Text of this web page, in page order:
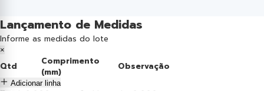
Lançamento de Medidas
Informe as medidas do lote
×
Qtd
Comprimento
(mm)
Observação
Adicionar linha